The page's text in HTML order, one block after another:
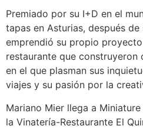
Premiado por su I+D en el
tapas en Asturias, después
emprendió su propio
restaurante que construyeron
en el que plasman sus
viajes y su pasión por la
Mariano Mier llega a
la Vinatería-Restaurante El